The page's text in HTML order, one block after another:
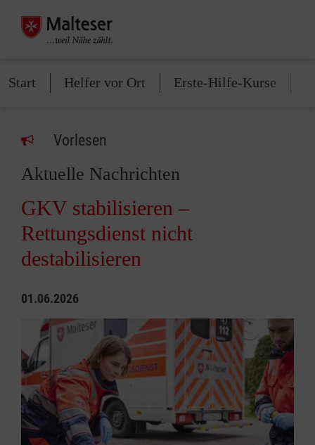
Start Helfer vor Ort Erste-Hilfe-Kurse
Vorlesen
Aktuelle Nachrichten
GKV stabilisieren –
Rettungsdienst nicht
destabilisieren
01.06.2026